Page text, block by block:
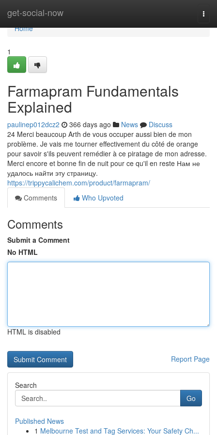
get-social-now
Home
Home
1
Farmapram Fundamentals
Explained
paulinep012dcz2 366 days ago News
Discuss
24 Merci beaucoup Arth de vous occuper aussi bien de mon
problème. Je vais me tourner effectivement du côté de orange
pour savoir s'ils peuvent remédier à ce piratage de mon adresse.
Merci encore et bonne fin de nuit pour ce qu'il en reste Нам не
удалось найти эту страницу.
https://trippycalichem.com/product/farmapram/
Comments
Who Upvoted
Comments
Submit a Comment
No HTML
HTML is disabled
Report Page
Search
Go
Published News
1 Melbourne Test and Tag Services: Your Safety Ch...